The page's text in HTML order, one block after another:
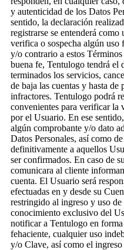
y autenticidad de los Datos
sentido, la declaración
registrarse se entenderá
verifica o sospecha algún
y/o contrario a estos
buena fe, Tentulogo tendrá el
terminados los servicios,
de baja las cuentas y hasta
infractores. Tentulogo podrá
convenientes para verificar la
por el Usuario. En ese
algún comprobante y/o dato
Datos Personales, así como
definitivamente a aquellos
ser confirmados. En caso de
comunicara al cliente
cuenta. El Usuario será
efectuadas en y desde su
restringido al ingreso y uso
conocimiento exclusivo del
notificar a Tentulogo en
fehaciente, cualquier uso
y/o Clave, así como el